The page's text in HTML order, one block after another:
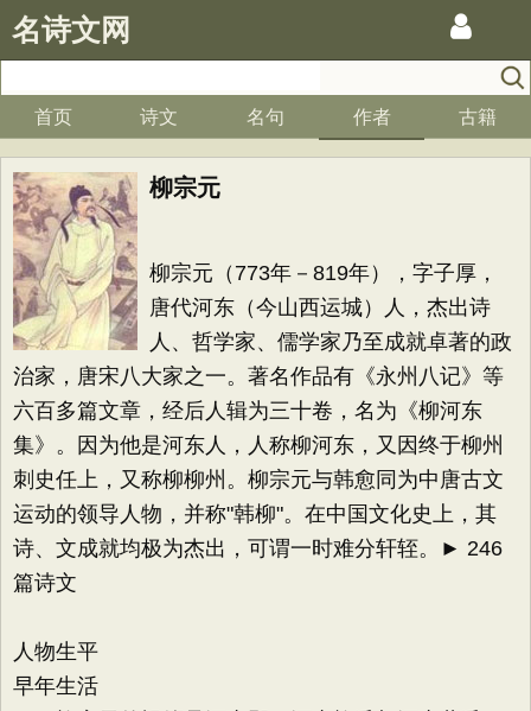
名诗文网
首页 诗文 名句 作者 古籍
柳宗元
柳宗元（773年－819年），字子厚，
唐代河东（今山西运城）人，杰出诗
人、哲学家、儒学家乃至成就卓著的政
治家，唐宋八大家之一。著名作品有《永州八记》等
六百多篇文章，经后人辑为三十卷，名为《柳河东
集》。因为他是河东人，人称柳河东，又因终于柳州
刺史任上，又称柳柳州。柳宗元与韩愈同为中唐古文
运动的领导人物，并称"韩柳"。在中国文化史上，其
诗、文成就均极为杰出，可谓一时难分轩轾。► 246
篇诗文
人物生平
早年生活